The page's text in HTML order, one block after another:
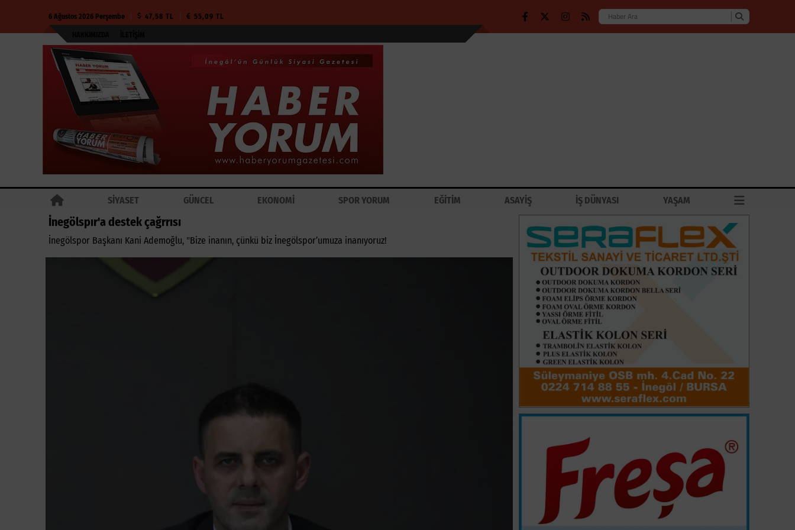
6 Ağustos 2026 Perşembe 47,58 TL 55,09 TL
SİYASET GÜNCEL EKONOMİ SPOR YORUM EĞİTİM ASAYİŞ İŞ DÜNYASI YAŞAM
İnegölspır'a destek çağrrısı
İnegölspor Başkanı Kani Ademoğlu, "Bize inanın, çünkü biz İnegölspor’umuza inanıyoruz!